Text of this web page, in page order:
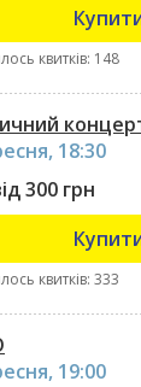
квитків: 148
18:30
300 грн
квитків: 333
19:00